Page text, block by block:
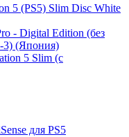
5 (PS5) Slim Disc White
- Digital Edition (без
3) (Япония)
5 Slim (с
для PS5